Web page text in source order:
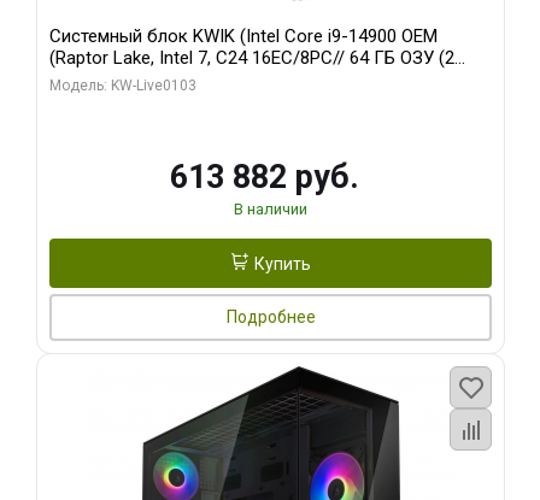
Системный блок KWIK (Intel Core i9-14900 OEM
(Raptor Lake, Intel 7, C24 16EC/8PC// 64 ГБ ОЗУ (2
модуля)/ Afox RTX4090 24GB GDDR6X 384-Bit 3xDP
Модель: KW-Live0103
613 882 руб.
В наличии
Купить
Подробнее